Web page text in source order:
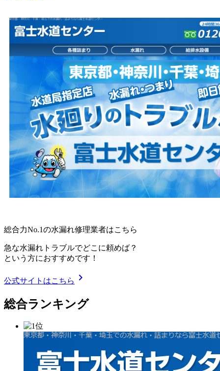
総合力No.1の水漏れ修理業者はこちら
急な水漏れトラブルでどこに頼めば？
という方におすすめです！
公式サイトはこちら chevron_right
総合ランキング